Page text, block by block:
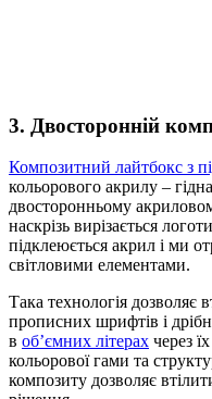
3. Двосторонній
Композитний лайтбокс з
кольорового акрилу –
двосторонньому
наскрізь вирізається
підклеюється акрил і ми
світловими елементами.
Така технологія дозволяє
прописних шрифтів і
в об’ємних літерах через
кольорової гами та
композиту дозволяє